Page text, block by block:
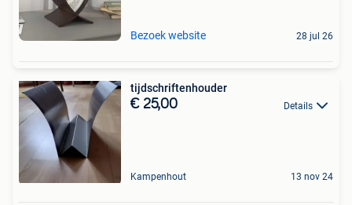
Bezoek website 28 jul 26
tijdschriftenhouder
€ 25,00 Details
Kampenhout 13 nov 24